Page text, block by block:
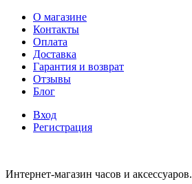
О магазине
Контакты
Оплата
Доставка
Гарантия и возврат
Отзывы
Блог
Вход
Регистрация
Интернет-магазин часов и аксессуаров.